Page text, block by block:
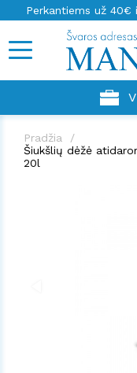
Perkantiems už 40€
Pradžia
Šiukšlių dėžė
20l